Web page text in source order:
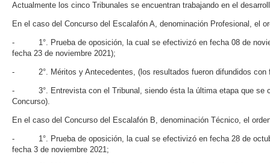
Actualmente los cinco Tribunales se encuentran trabajando en el
En el caso del Concurso del Escalafón A, denominación Profesional, el
- 1°. Prueba de oposición, la cual se efectivizó en fecha 08 de
fecha 23 de noviembre 2021);
- 2°. Méritos y Antecedentes, (los resultados fueron difundidos con
- 3°. Entrevista con el Tribunal, siendo ésta la última etapa que se
Concurso).
En el caso del Concurso del Escalafón B, denominación Técnico, el
- 1°. Prueba de oposición, la cual se efectivizó en fecha 28 de
fecha 3 de noviembre 2021;